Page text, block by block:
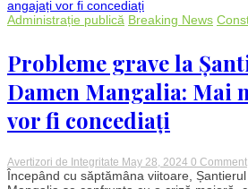
ce
Administrație publică Breaking News
Probleme grave la
Damen Mangalia: Mai
vor fi concediați
Avertizori de Integritate May 28, 2024 0 Comment
Începând cu săptămâna viitoare,